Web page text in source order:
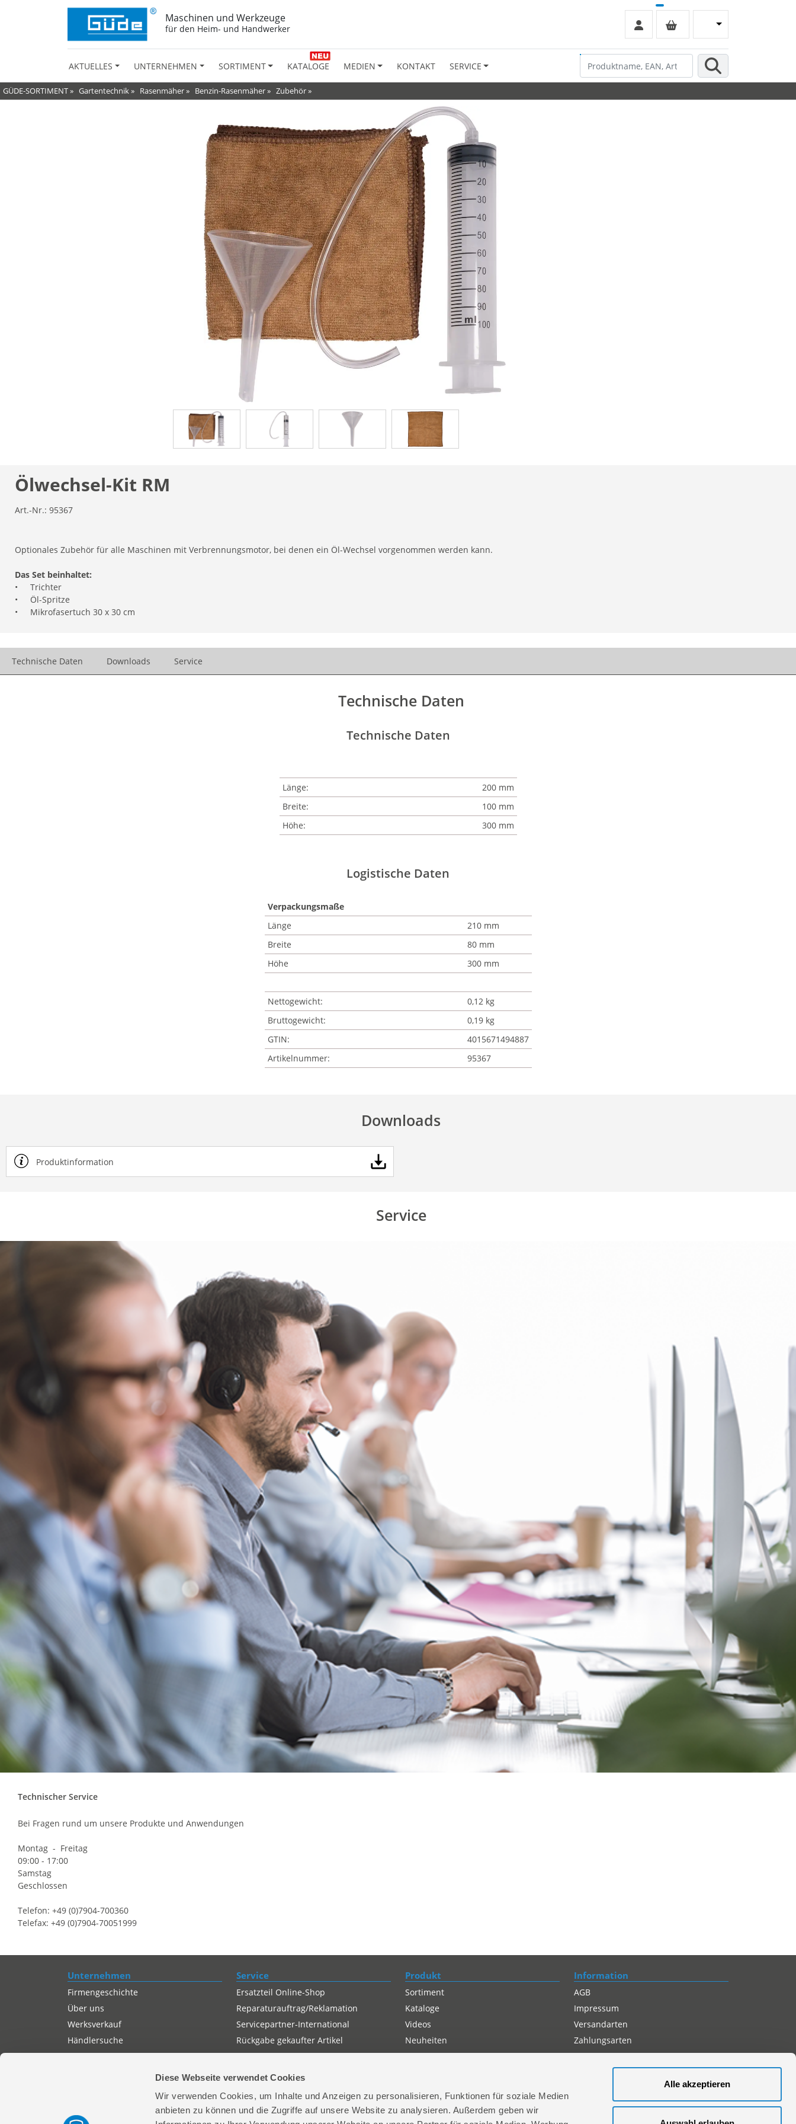
Diese Webseite verwendet Cookies
Wir verwenden Cookies, um Inhalte und Anzeigen zu personalisieren, Funktionen für soziale Medien
anbieten zu können und die Zugriffe auf unsere Website zu analysieren. Außerdem geben wir
Alle akzeptieren
Maschinen und Werkzeuge
für den Heim- und Handwerker
AKTUELLES UNTERNEHMEN SORTIMENT KATALOGE MEDIEN KONTAKT SERVICE
GÜDE-SORTIMENT» Gartentechnik» Rasenmäher» Benzin-Rasenmäher» Zubehör»
Ölwechsel-Kit RM
Art.-Nr.: 95367
Optionales Zubehör für alle Maschinen mit Verbrennungsmotor, bei denen ein Öl-Wechsel vorgenommen werden kann.
Das Set beinhaltet:
•
Trichter
•
Öl-Spritze
•
Mikrofasertuch 30 x 30 cm
Technische Daten Downloads Service
Technische Daten
Technische Daten
Länge:
200 mm
Breite:
100 mm
Höhe:
300 mm
Logistische Daten
Verpackungsmaße
Länge
210 mm
Breite
80 mm
Höhe
300 mm
Nettogewicht:
0,12 kg
Bruttogewicht:
0,19 kg
GTIN:
4015671494887
Artikelnummer:
95367
Downloads
Produktinformation
Service
Technischer Service
Bei Fragen rund um unsere Produkte und Anwendungen
Montag - Freitag
09:00 - 17:00
Samstag
Geschlossen
Telefon: +49 (0)7904-700360
Telefax: +49 (0)7904-70051999
Unternehmen
Firmengeschichte
Über uns
Werksverkauf
Händlersuche
Servicepartner-International
Autorisierter Internetpartner
Service
Ersatzteil Online-Shop
Reparaturauftrag/Reklamation
Servicepartner-International
Rückgabe gekaufter Artikel
Produkt
Sortiment
Kataloge
Videos
Neuheiten
Information
AGB
Impressum
Versandarten
Zahlungsarten
Compliance
Datenschutz